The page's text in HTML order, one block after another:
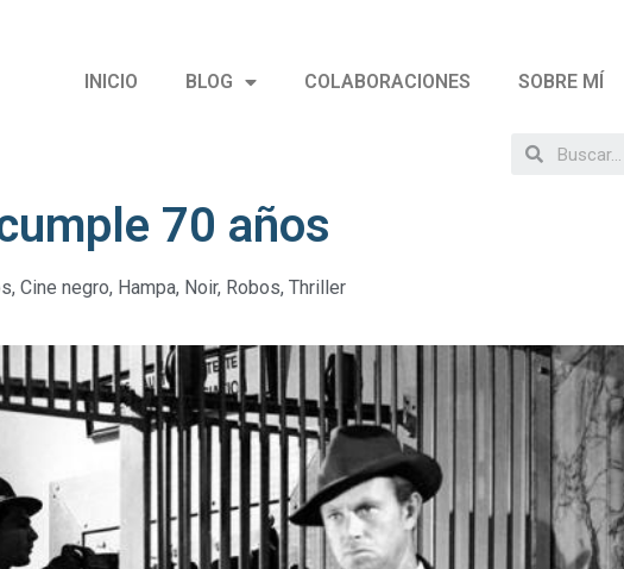
INICIO BLOG COLABORACIONES SOBRE MÍ
70 años
, Cine negro, Hampa, Noir, Robos, Thriller